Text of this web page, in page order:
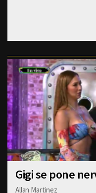
Gigi se pone
Allan Martinez